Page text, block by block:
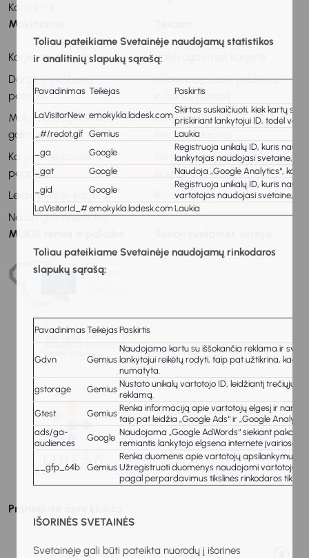
Toliau pateikiame Svetainėje naudojamų statistikos
ir analitinių slapukų sąrašą:
Pavadinimas Teikėjas Paskirtis
LaVisitorNew emokykla.ladesk.com
Skirtas suskaičiuoti, kiek kartų
priskiriant lankytojui ID, todėl
_#/redot.gif Gemius
Laukia
_ga
Google
Registruoja unikalų ID, kuris
lankytojas naudojasi svetaine,
_gat
Google
Naudoja „Google Analytics“, kad
_gid
Google
Registruoja unikalų ID, kuris
vartotojas naudojasi svetaine,
LaVisitorId_#emokykla.ladesk.com Laukia
Toliau pateikiame Svetainėje naudojamų rinkodaros
slapukų sąrašą:
PavadinimasTeikėjasPaskirtis
Gdvn Gemius
Naudojama kartu su iššokančia reklama ir
lankytojui reikėtų rodyti, taip pat užtikrina, kad
numatyta.
gstorage
Gemius
Nustato unikalų vartotojo ID, leidžiantį trečiųjų
reklamą.
Gtest
Gemius
Renka informaciją apie vartotojų elgesį ir
taip pat leidžia „Google Ads“ ir „Google
ads/ga-
audiences
Google
Naudojama „Google AdWords“ siekiant
remiantis lankytojo elgsena internete įvairiose
__gfp_64b Gemius
Renka duomenis apie vartotojų apsilankymus
Užregistruoti duomenys naudojami vartotojų
pagal perpardavimus tikslinės rinkodaros
IŠORINĖS SVETAINĖS
Svetainėje gali būti pateikta nuorodų į išorines
Kontaktai
Mokiniams
Karjeros vadovas
Darbo ir profesijų
pasaulis
Mokymosi ir praktikos
galimybės
Karjeros specialisto
pagalba
Leidiniai apie karjerą
Naudingos nuorodos
Vaiko ugdymas karjerai
Informacija apie profesijų
ir darbo pasaulį
Patarimai ir
rekomendacijos
Karjeros specialisto
pagalba
Renginiai
MUKIS remia ir palaiko
Praneškite apie klaidą